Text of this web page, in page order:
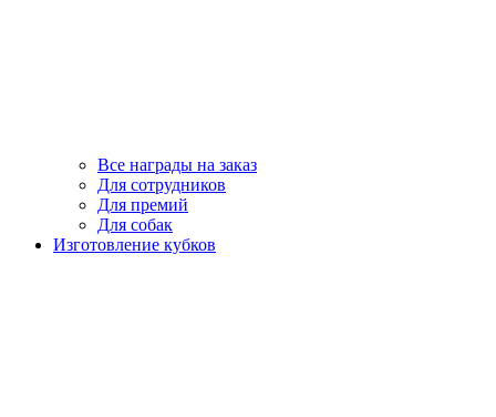
Все награды на заказ
Для сотрудников
Для премий
Для собак
Изготовление кубков